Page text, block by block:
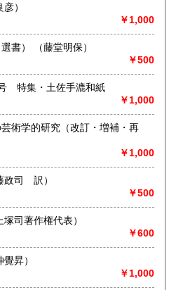
からとまるもの
間良彦）
￥1,000
漢字の話 上下揃 （朝日選書） （藤堂明保）
￥500
特集・土佐手漉和紙
￥1,000
学的研究（改訂・増補・再
￥1,000
ー自伝 （工藤政司 訳）
￥500
高橋是清遺著 （上塚司著作権代表）
￥600
補 （高神覺昇）
￥1,000